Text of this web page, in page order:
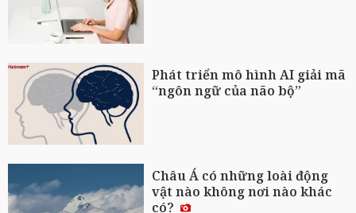
Phát triển mô hình AI giải mã
“ngôn ngữ của não bộ”
Châu Á có những loài động
vật nào không nơi nào khác
có?